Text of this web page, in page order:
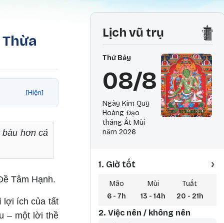
[Hiện]
báu hơn cả
Tâm Hạnh.
lợi ích của tất
– một lời thề
Lịch vũ trụ
Thứ Bảy
08/8
Ngày Kim Quỹ
Hoàng Đạo
tháng Ất Mùi
năm 2026
1. Giờ tốt ›
Mão
6 - 7h
Mùi
13 - 14h
Tuất
20 - 21h
2. Việc nên / không nên